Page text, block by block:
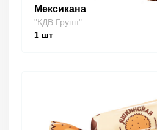
Мексикана
"КДВ Групп"
1 шт